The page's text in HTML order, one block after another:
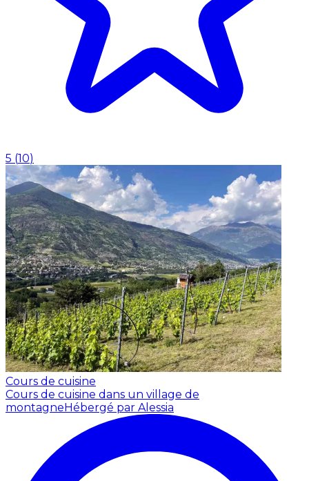
5 (10)
Cours de cuisine
Cours de cuisine dans un village de
montagne Hébergé par Alessia